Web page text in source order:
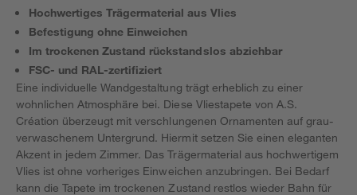
Hochwertiges Trägermaterial aus Vlies
Befestigung ohne Einweichen
Im trockenen Zustand rückstandslos abziehbar
FSC- und RAL-zertifiziert
Eine individuelle Wandgestaltung trägt erheblich zu einer
wohnlichen Atmosphäre bei. Diese Vliestapete von A.S.
Création überzeugt mit verschlungenen Ornamenten auf grau-
verwaschenem Untergrund. Hiermit setzen Sie einen eleganten
Akzent in jedem Zimmer. Das Trägermaterial aus hochwertigem
Vlies ist ohne vorheriges Einweichen anzubringen. Bei Bedarf
kann die Tapete im trockenen Zustand restlos wieder Bahn für